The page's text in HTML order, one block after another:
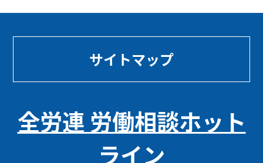
サイトマップ
全労連 労働相談ホット
ライン